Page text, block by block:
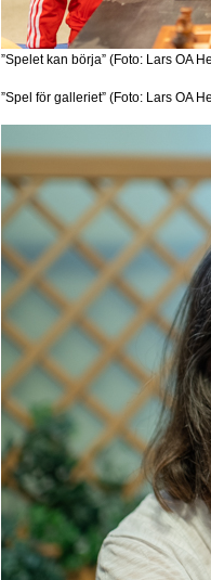
”Spelet kan börja” (Foto: Lars OA
”Spel för galleriet” (Foto: Lars OA